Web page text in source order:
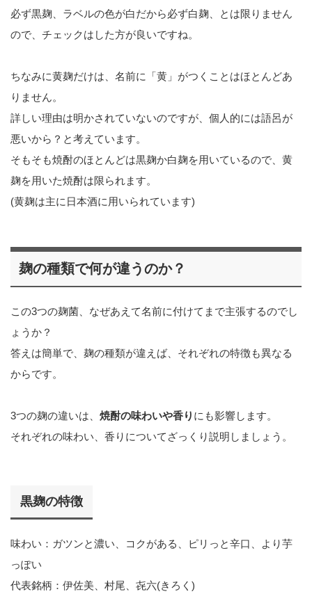
必ず黒麹、ラベルの色が白だから必ず白麹、とは限りません
ので、チェックはした方が良いですね。
ちなみに黄麹だけは、名前に「黄」がつくことはほとんどあ
りません。
詳しい理由は明かされていないのですが、個人的には語呂が
悪いから？と考えています。
そもそも焼酎のほとんどは黒麹か白麹を用いているので、黄
麹を用いた焼酎は限られます。
(黄麹は主に日本酒に用いられています)
麹の種類で何が違うのか？
この3つの麹菌、なぜあえて名前に付けてまで主張するのでし
ょうか？
答えは簡単で、麹の種類が違えば、それぞれの特徴も異なる
からです。
3つの麹の違いは、 焼酎の味わいや香り にも影響します。
それぞれの味わい、香りについてざっくり説明しましょう。
黒麹の特徴
味わい：ガツンと濃い、コクがある、ピリっと辛口、より芋
っぽい
代表銘柄：伊佐美、村尾、㐂六(きろく)